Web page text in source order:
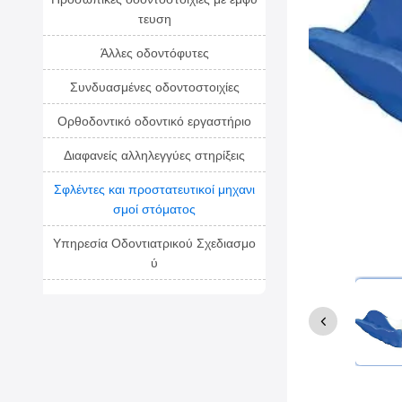
τευση
Άλλες οδοντόφυτες
Συνδυασμένες οδοντοστοιχίες
Ορθοδοντικό οδοντικό εργαστήριο
Διαφανείς αλληλεγγύες στηρίξεις
Σφλέντες και προστατευτικοί μηχανι
σμοί στόματος
Υπηρεσία Οδοντιατρικού Σχεδιασμο
ύ